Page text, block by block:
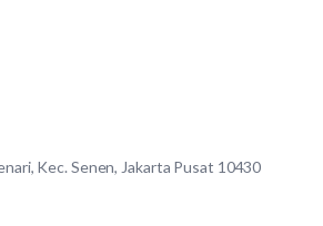
Kec. Senen, Jakarta Pusat 10430